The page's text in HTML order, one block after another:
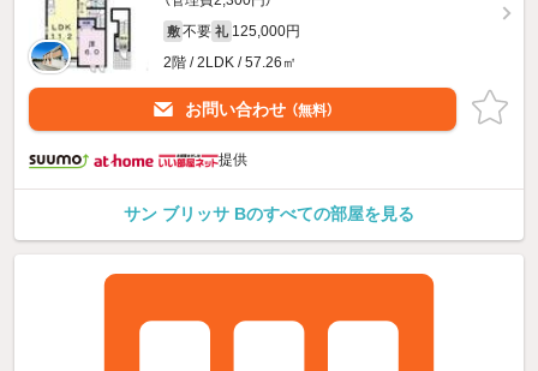
敷 不要 礼 125,000円
2階 / 2LDK / 57.26㎡
お問い合わせ （無料）
提供
サン ブリッサ Bのすべての部屋を見る